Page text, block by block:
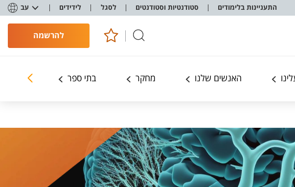
התעניינות בלימודים סטודנטיות וסטודנטים לסגל לידידים עב
להרשמה
האנשים שלנו מחקר בתי ספר ללמוד